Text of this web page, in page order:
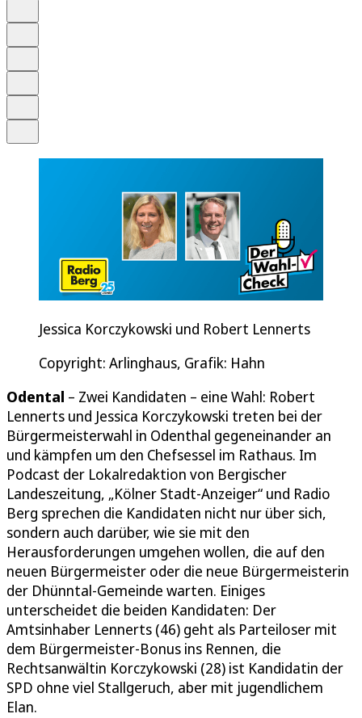
Jessica Korczykowski und Robert Lennerts
Copyright: Arlinghaus, Grafik: Hahn
Odental – Zwei Kandidaten – eine Wahl: Robert
Lennerts und Jessica Korczykowski treten bei der
Bürgermeisterwahl in Odenthal gegeneinander an
und kämpfen um den Chefsessel im Rathaus. Im
Podcast der Lokalredaktion von Bergischer
Landeszeitung, „Kölner Stadt-Anzeiger“ und Radio
Berg sprechen die Kandidaten nicht nur über sich,
sondern auch darüber, wie sie mit den
Herausforderungen umgehen wollen, die auf den
neuen Bürgermeister oder die neue Bürgermeisterin
der Dhünntal-Gemeinde warten. Einiges
unterscheidet die beiden Kandidaten: Der
Amtsinhaber Lennerts (46) geht als Parteiloser mit
dem Bürgermeister-Bonus ins Rennen, die
Rechtsanwältin Korczykowski (28) ist Kandidatin der
SPD ohne viel Stallgeruch, aber mit jugendlichem
Elan.